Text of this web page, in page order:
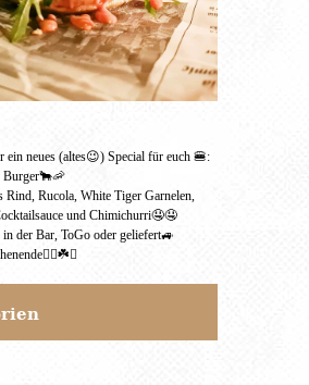
ein neues (altes😉) Special für euch 🍔:
Rind, Rucola, White Tiger Garnelen,
und Chimichurri🤤🤤
in der Bar, ToGo oder geliefert🚙